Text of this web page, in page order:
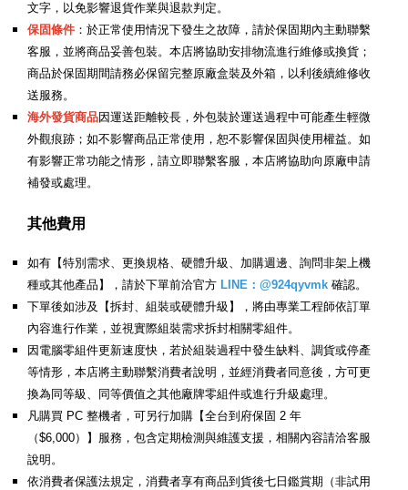
文字，以免影響退貨作業與退款判定。
保固條件 ：於正常使用情況下發生之故障，請於保固期內主動聯繫
客服，並將商品妥善包裝。本店將協助安排物流進行維修或換貨；
商品於保固期間請務必保留完整原廠盒裝及外箱，以利後續維修收
送服務。
海外發貨商品因運送距離較長，外包裝於運送過程中可能產生輕微
外觀痕跡；如不影響商品正常使用，恕不影響保固與使用權益。如
有影響正常功能之情形，請立即聯繫客服，本店將協助向原廠申請
補發或處理。
其他費用
如有【特別需求、更換規格、硬體升級、加購週邊、詢問非架上機
種或其他產品】，請於下單前洽官方 LINE：@924qyvmk 確認。
下單後如涉及【拆封、組裝或硬體升級】，將由專業工程師依訂單
內容進行作業，並視實際組裝需求拆封相關零組件。
因電腦零組件更新速度快，若於組裝過程中發生缺料、調貨或停產
等情形，本店將主動聯繫消費者說明，並經消費者同意後，方可更
換為同等級、同等價值之其他廠牌零組件或進行升級處理。
凡購買 PC 整機者，可另行加購【全台到府保固 2 年
（$6,000）】服務，包含定期檢測與維護支援，相關內容請洽客服
說明。
依消費者保護法規定，消費者享有商品到貨後七日鑑賞期（非試用